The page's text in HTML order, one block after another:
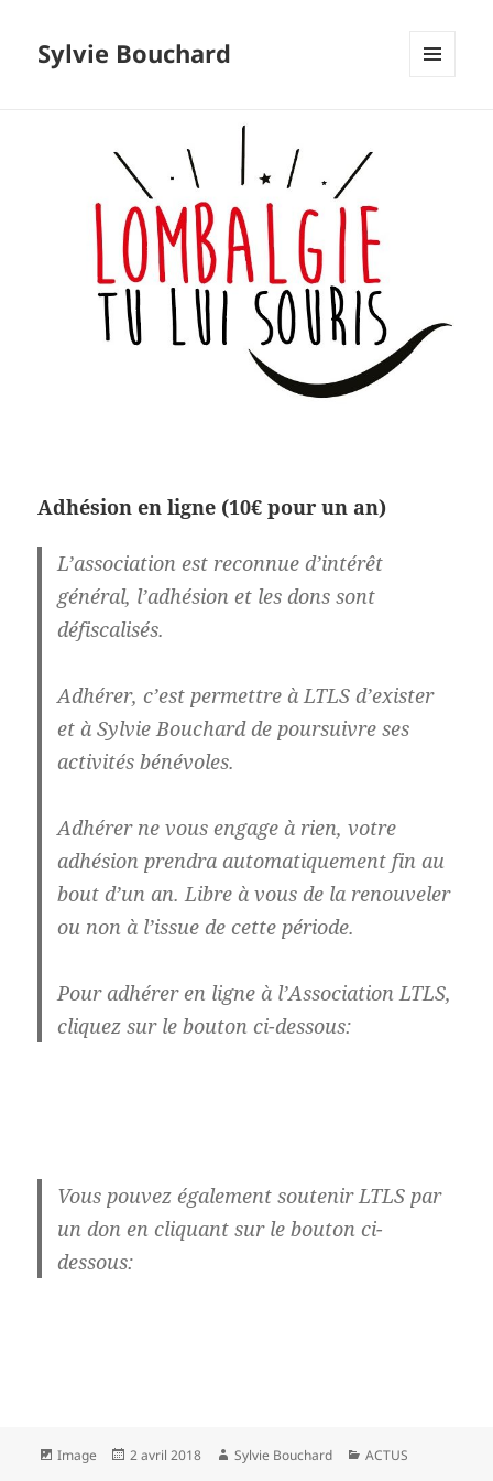
Sylvie Bouchard
Adhésion en ligne (10€ pour un an)
L’association est reconnue d’intérêt
général, l’adhésion et les dons sont
défiscalisés.
Adhérer, c’est permettre à LTLS d’exister
et à Sylvie Bouchard de poursuivre ses
activités bénévoles.
Adhérer ne vous engage à rien, votre
adhésion prendra automatiquement fin au
bout d’un an. Libre à vous de la renouveler
ou non à l’issue de cette période.
Pour adhérer en ligne à l’Association LTLS,
cliquez sur le bouton ci-dessous:
Vous pouvez également soutenir LTLS par
un don en cliquant sur le bouton ci-
dessous:
Format
Image
Publié
2 avril 2018 Auteur
Sylvie Bouchard Catégories
ACTUS